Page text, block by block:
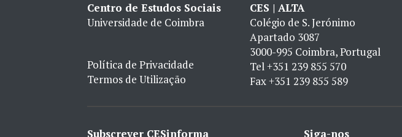
Centro de Estudos Sociais
Universidade de Coimbra
Política de Privacidade
Termos de Utilização
CES | ALTA
Colégio de S. Jerónimo
Apartado 3087
3000-995 Coimbra, Portugal
Tel+351 239 855 570
Fax+351 239 855 589
Subscrever CESinforma Siga-nos